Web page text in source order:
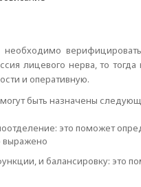
лицевого нерва, то
и оперативную.
быть назначены
это поможет
выражено
и балансировку: это